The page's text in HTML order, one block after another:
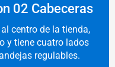
02 Cabeceras
centro de la tienda,
y tiene cuatro lados
regulables.